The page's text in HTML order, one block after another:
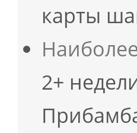
карты
2+